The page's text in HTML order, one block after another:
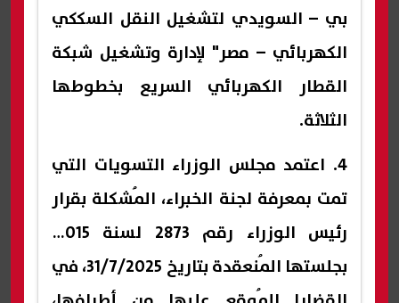
بي – السويدي لتشغيل النقل السككي
الكهربائي – مصر" لإدارة وتشغيل شبكة
القطار الكهربائي السريع بخطوطها
الثلاثة.
4. اعتمد مجلس الوزراء التسويات التي
تمت بمعرفة لجنة الخبراء، المُشكلة بقرار
رئيس الوزراء رقم 2873 لسنة 2015،
بجلستها المُنعقدة بتاريخ 31/7/2025، في